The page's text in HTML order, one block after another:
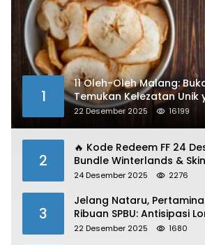
1
11 Oleh-Oleh Malang:
Temukan Kelezatan Unik
Dibawa
22 Desember 2025 16199
2
🔥 Kode Redeem FF 24
Bundle Winterlands &
24 Desember 2025 2276
3
Jelang Nataru,
Ribuan SPBU: Antisipasi
BBM dan LPG!
22 Desember 2025 1680